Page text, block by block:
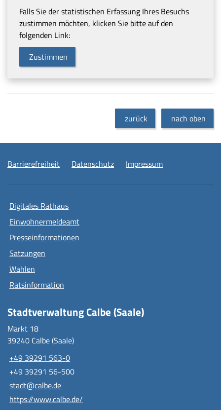
Falls Sie der statistischen Erfassung Ihres Besuchs
zustimmen möchten, klicken Sie bitte auf den
folgenden Link:
Zustimmen
zurück nach oben
Barrierefreiheit Datenschutz Impressum
Digitales Rathaus
Einwohnermeldeamt
Presseinformationen
Satzungen
Wahlen
Ratsinformation
Stadtverwaltung Calbe (Saale)
Markt 18
39240 Calbe (Saale)
+49 39291 563-0
+49 39291 56-500
stadt@calbe.de
https://www.calbe.de/